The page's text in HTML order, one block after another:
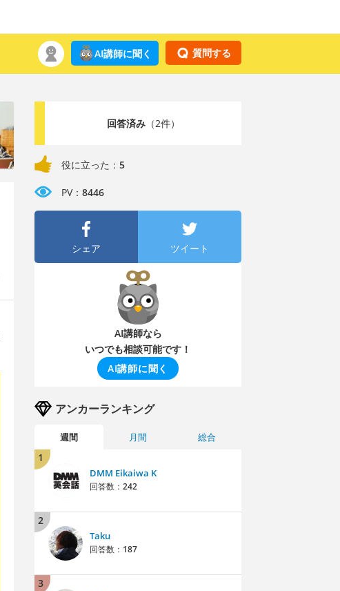
質問する
AI講師に聞く
回答済み（2件）
役に立った： 5
PV： 8446
シェア ツイート
AI講師なら
いつでも相談可能です！
AI講師に聞く
アンカーランキング
週間 月間 総合
1
DMM Eikaiwa K
回答数： 242
2
Taku
回答数： 187
3